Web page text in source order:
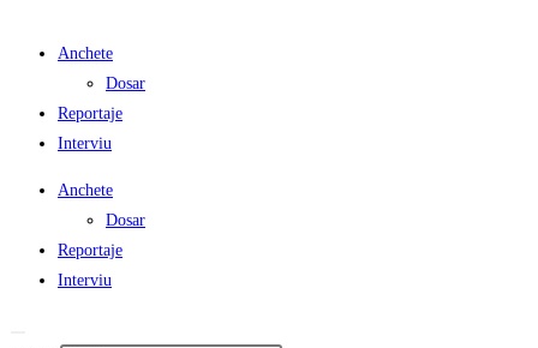
Anchete
Dosar
Reportaje
Interviu
Anchete
Dosar
Reportaje
Interviu